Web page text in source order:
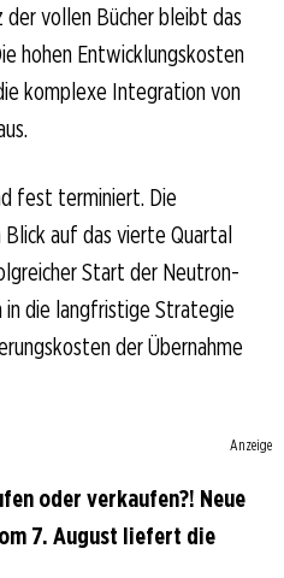
der vollen Bücher bleibt das
hohen Entwicklungskosten
komplexe Integration von
fest terminiert. Die
auf das vierte Quartal
Start der Neutron-
die langfristige Strategie
der Übernahme
Anzeige
oder verkaufen?! Neue
7. August liefert die